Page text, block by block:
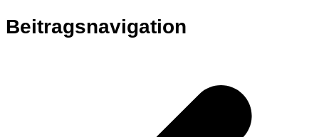
Beitragsnavigation